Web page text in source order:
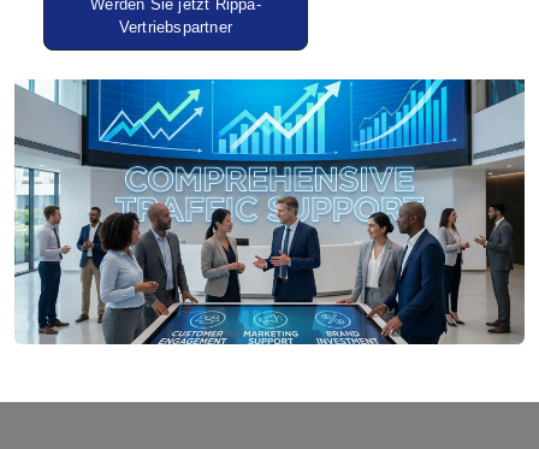
Werden Sie jetzt Rippa-
Vertriebspartner